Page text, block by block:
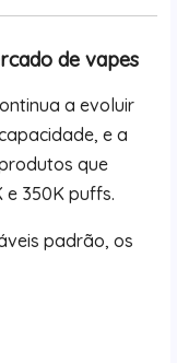
de vapes
a evoluir
e a
que
e 350K puffs.
padrão, os